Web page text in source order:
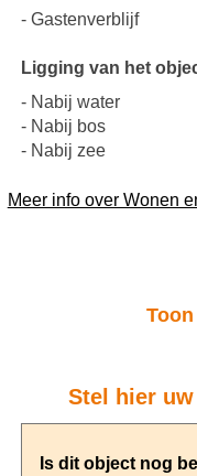
- Gastenverblijf
Ligging van het
- Nabij water
- Nabij bos
- Nabij zee
Meer info over Wonen
Stel hier